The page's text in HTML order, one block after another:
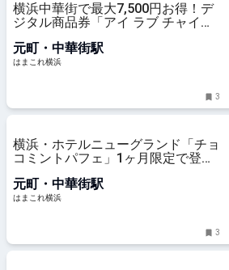
横浜中華街で最大7,500円お得！デ
ジタル商品券「アイ ラブ チャイナ
登場 | はまこれ横浜
元町・中華街駅
はまこれ横浜
3
横浜・ホテルニューグランド「チョ
コミントパフェ」1ヶ月限定で登
の新作 | はまこれ横浜
元町・中華街駅
はまこれ横浜
3